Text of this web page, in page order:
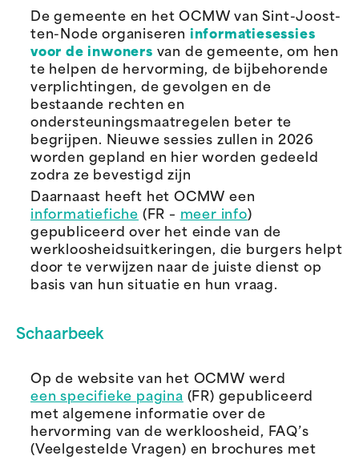
De gemeente en het OCMW van Sint-Joost-
ten-Node organiseren informatiesessies
voor de inwoners van de gemeente, om hen
te helpen de hervorming, de bijbehorende
verplichtingen, de gevolgen en de
bestaande rechten en
ondersteuningsmaatregelen beter te
begrijpen.
Nieuwe sessies zullen in 2026
worden gepland en hier worden gedeeld
zodra ze bevestigd zijn
Daarnaast heeft het OCMW een
informatiefiche (FR – meer info)
gepubliceerd over het einde van de
werkloosheidsuitkeringen, die burgers helpt
door te verwijzen naar de juiste dienst op
basis van hun situatie en hun vraag.
Schaarbeek
Op de website van het OCMW werd
een specifieke pagina (FR) gepubliceerd
met algemene informatie over de
hervorming van de werkloosheid, FAQ’s
(Veelgestelde Vragen) en brochures met